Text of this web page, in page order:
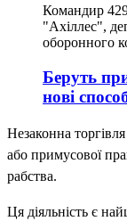
Командир
"Ахіллес",
оборонного
Беруть
нові
Незаконна
або примусової
рабства.
Ця діяльність є